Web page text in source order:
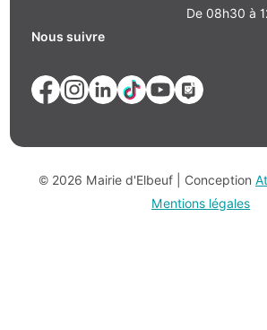
De 08h30 à
Nous suivre
© 2026 Mairie d'Elbeuf | Conception
Mentions légales